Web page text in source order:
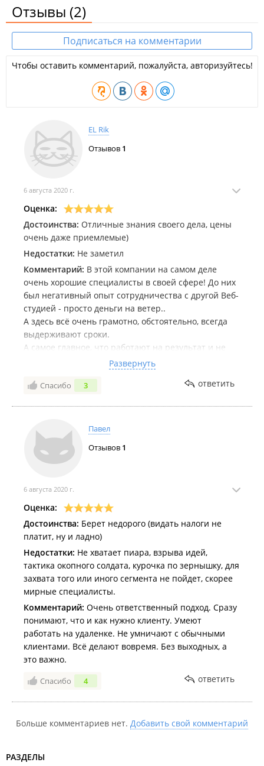
Отзывы (2)
Подписаться на комментарии
Чтобы оставить комментарий, пожалуйста, авторизуйтесь!
EL Rik
Отзывов 1
6 августа 2020 г.
Оценка:
Достоинства: Отличные знания своего дела, цены
очень даже приемлемые)
Недостатки: Не заметил
Комментарий: В этой компании на самом деле
очень хорошие специалисты в своей сфере! До них
был негативный опыт сотрудничества с другой Веб-
студией - просто деньги на ветер..
А здесь всё очень грамотно, обстоятельно, всегда
выдерживают сроки.
А самое главное, что работают на результат и не
дерут втридорога непонятно за что!
Сотрудничаем с Влад-Брендом уже довольно
продолжительное время и с уверенностью
Развернуть
Спасибо 3 ответить
Павел
Отзывов 1
6 августа 2020 г.
Оценка:
Достоинства: Берет недорого (видать налоги не
платит, ну и ладно)
Недостатки: Не хватает пиара, взрыва идей,
тактика окопного солдата, курочка по зернышку, для
захвата того или иного сегмента не пойдет, скорее
мирные специалисты.
Комментарий: Очень ответственный подход. Сразу
понимают, что и как нужно клиенту. Умеют
работать на удаленке. Не умничают с обычными
клиентами. Всё делают вовремя. Без выходных, а
это важно.
Спасибо 4 ответить
Больше комментариев нет. Добавить свой комментарий
РАЗДЕЛЫ